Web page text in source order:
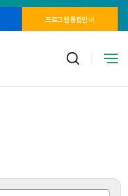
프로그램 통합안내